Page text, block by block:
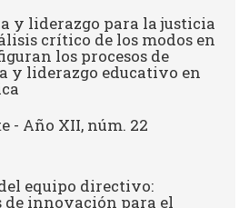
y liderazgo para la justicia
crítico de los modos en
los procesos de
y liderazgo educativo en
- Año XII, núm. 22
equipo directivo:
de innovación para el